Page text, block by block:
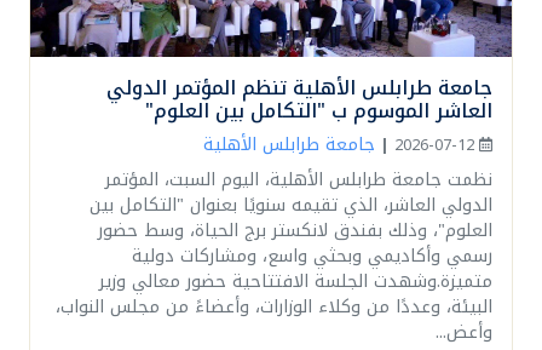
جامعة طرابلس الأهلية تنظم المؤتمر الدولي
العاشر الموسوم ب "التكامل بين العلوم"
2026-07-12
| جامعة طرابلس الأهلية
نظمت جامعة طرابلس الأهلية، اليوم السبت، المؤتمر
الدولي العاشر، الذي تقيمه سنويًا بعنوان "التكامل بين
العلوم"، وذلك بفندق لانكستر برج الحياة، وسط حضور
رسمي وأكاديمي وبحثي واسع، ومشاركات دولية
متميزة.وشهدت الجلسة الافتتاحية حضور معالي وزير
البيئة، وعددًا من وكلاء الوزارات، وأعضاءً من مجلس النواب،
وأعض...